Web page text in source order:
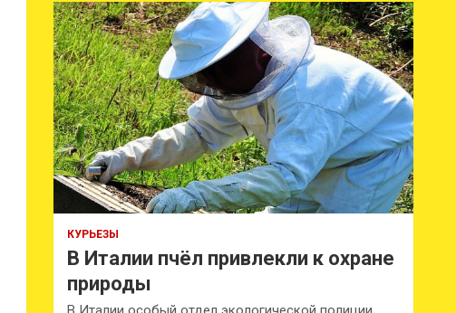
к
КУРЬЕЗЫ
В Италии пчёл привлекли к охране
природы